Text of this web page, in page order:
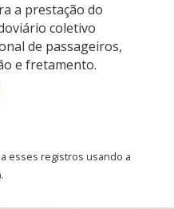
a prestação do
coletivo
de passageiros,
e fretamento.
esses registros usando a